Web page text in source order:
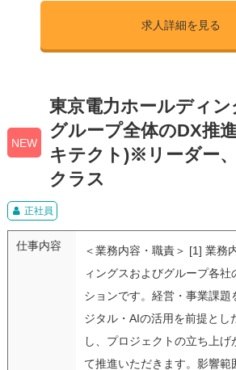
求人詳細を見る
NEW
東京電力ホールディ
グループ全体のDX推
キテクト)※リーダー
クラス
正社員
仕事内容
＜業務内容・職責＞ [1] 業務
ィングスおよびグループ各社
ションです。経営・事業課
ジタル・AIの活用を前提とし
し、プロジェクトの立ち上げ
て推進いただきます。影響範